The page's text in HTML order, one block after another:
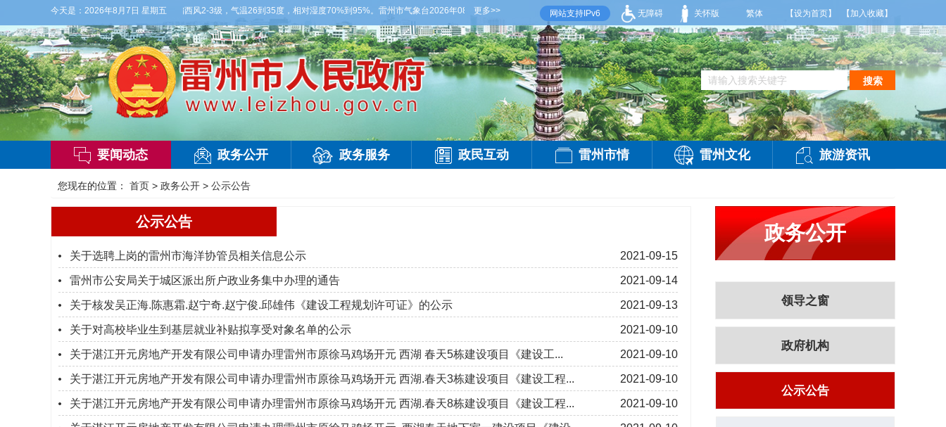
今天是： 2026年8月7日 星期五
】今晚到明天白天，多云，局部有雷阵雨，偏西风2-3级，气温26到35度，相对湿度70%到95%。雷州市气象台2026年08月07日傍晚发布 【雷州晚间天气】今晚到明天白天，多云，局部有雷阵雨，偏西风2-3级，气温26到35度，相对湿度70%到95%
更多>> 网站支持IPv6 无障碍 关怀版 繁体 【设为首页】 【加入收藏】
搜索
要闻动态 政务公开 政务服务 政民互动 雷州市情 雷州文化 旅游资讯
您现在的位置： 首页 > 政务公开 > 公示公告
公示公告
2021-09-15
关于选聘上岗的雷州市海洋协管员相关信息公示
2021-09-14
雷州市公安局关于城区派出所户政业务集中办理的通告
2021-09-13
关于核发吴正海.陈惠霜.赵宁奇.赵宁俊.邱雄伟《建设工程规划许可证》的公示
2021-09-10
关于对高校毕业生到基层就业补贴拟享受对象名单的公示
2021-09-10
关于湛江开元房地产开发有限公司申请办理雷州市原徐马鸡场开元 西湖 春天5栋建设项目《建设工...
2021-09-10
关于湛江开元房地产开发有限公司申请办理雷州市原徐马鸡场开元 西湖.春天3栋建设项目《建设工程...
2021-09-10
关于湛江开元房地产开发有限公司申请办理雷州市原徐马鸡场开元 西湖.春天8栋建设项目《建设工程...
政务公开
领导之窗
政府机构
公示公告